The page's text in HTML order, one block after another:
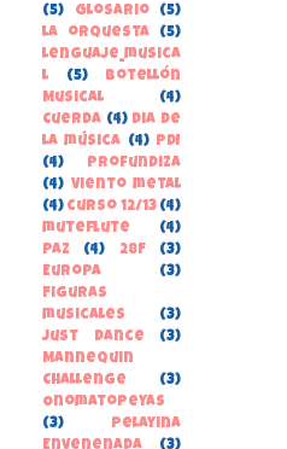
(5)
Glosario
(5)
la orquesta
(5)
lenguaje_musica
l
(5)
Botellón
Musical
(4)
Cuerda (4) Dia de
la música (4) PDI
(4)
Profundiza
(4) Viento metal
(4) curso 12/13 (4)
muteflute
(4)
paz
(4) 28F
(3)
Europa
(3)
Figuras
musicales
(3)
Just Dance
(3)
Mannequin
Challenge
(3)
Onomatopeyas
(3)
Pelayina